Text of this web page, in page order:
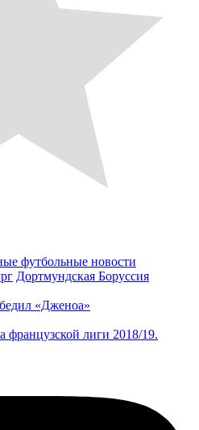
футбольные новости
Дортмундская Боруссия
«Дженоа»
французской лиги 2018/19.